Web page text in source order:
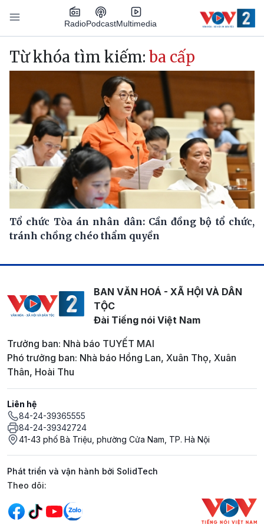
Nhảy đến nội dung
RadioPodcastMultimedia
Main navigation
Từ khóa tìm kiếm: ba cấp
Tổ chức Tòa án nhân dân: Cần đồng bộ tổ chức,
tránh chồng chéo thẩm quyền
BAN VĂN HOÁ - XÃ HỘI VÀ DÂN
TỘC
Đài Tiếng nói Việt Nam
Trưởng ban: Nhà báo TUYẾT MAI
Phó trưởng ban: Nhà báo Hồng Lan, Xuân Thọ, Xuân
Thân, Hoài Thu
Liên hệ
84-24-39365555
84-24-39342724
41-43 phố Bà Triệu, phường Cửa Nam, TP. Hà Nội
Phát triển và vận hành bởi SolidTech
Mạng xã hội
Theo dõi: